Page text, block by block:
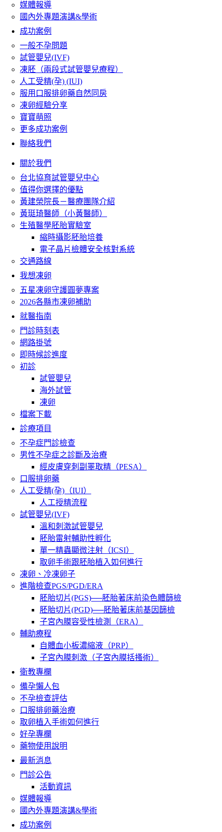
媒體報導
國內外專題演講&學術
成功案例
一般不孕問題
試管嬰兒(IVF)
凍胚（兩段式試管嬰兒療程）
人工受精(孕) (IUI)
服用口服排卵藥自然同房
凍卵經驗分享
寶寶萌照
更多成功案例
聯絡我們
關於我們
台北協育試管嬰兒中心
值得你選擇的優點
黃建榮院長－醫療團隊介紹
黃珽琦醫師（小黃醫師）
生殖醫學胚胎實驗室
縮時攝影胚胎培養
電子晶片檢體安全核對系統
交通路線
我想凍卵
五星凍卵守護圓夢專案
2026各縣市凍卵補助
就醫指南
門診時刻表
網路掛號
即時候診進度
初診
試管嬰兒
海外試管
凍卵
檔案下載
診療項目
不孕症門診檢查
男性不孕症之診斷及治療
經皮膚穿刺副睪取精（PESA）
口服排卵藥
人工受精(孕)（IUI）
人工授精流程
試管嬰兒(IVF)
溫和刺激試管嬰兒
胚胎雷射輔助性孵化
單一精蟲顯微注射（ICSI）
取卵手術跟胚胎植入如何進行
凍卵、冷凍卵子
進階檢查PGS/PGD/ERA
胚胎切片(PGS)──胚胎著床前染色體篩檢
胚胎切片(PGD)──胚胎著床前基因篩檢
子宮內膜容受性檢測（ERA）
輔助療程
自體血小板濃縮液（PRP）
子宮內膜刺激（子宮內膜括搔術）
衛教專欄
備孕懶人包
不孕檢查評估
口服排卵藥治療
取卵植入手術如何進行
好孕專欄
藥物使用說明
最新消息
門診公告
活動資訊
媒體報導
國內外專題演講&學術
成功案例